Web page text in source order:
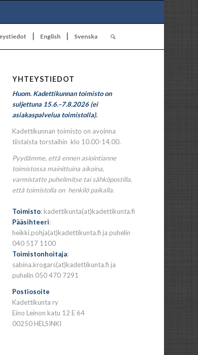
English Svenska
YHTEYSTIEDOT
Huom. Kadettikunnan toimisto on
suljettuna 15.6.–7.8.2026 (ei
asiakaspalvelua toimistolla).
Kadettikunnan toimisto on avoinna
tiistaista torstaihin klo 10.00-14.00.
Pyydämme, että ennen asiointianne
toimistossa mainittuina aikoina,
varmistatte puhelimitse tai sähköpostilla,
että toimistolla on henkilö paikalla.
Toimisto: kadettikunta(at)kadettikunta.fi
Pääsihteeri:
heikki.pohja(at)kadettikunta.fi ja puhelin
040 517 1100
Toimistonhoitaja:
sabina.krogars(at)kadettikunta.fi ja
puhelin 050 470 7291
Postiosoite
Kadettikunta ry
Eino Leinon katu 12 E 64
00250 HELSINKI